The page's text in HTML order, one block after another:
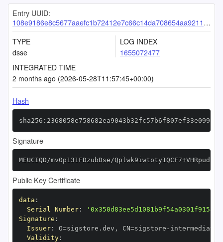
Entry UUID:
108e9186e8c5677aaefc1b72412e7c66c14da708654aa921176fb39af3f4900f2c977ed3d4237866
TYPE
dsse
LOG INDEX
1655072477
INTEGRATED TIME
2 months ago (2026-05-28T11:57:45+00:00)
Hash
Signature
MEUCIQD/mv0p131FDzubDse/
Public Key Certificate
data :
Serial Number:
Signature :
Issuer: O=sigstore.dev , CN=sigstore -
Validity: